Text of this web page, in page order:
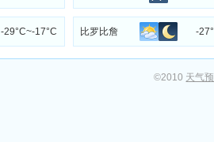
-29°C~-17°C 比罗比詹 -
©2010 天气